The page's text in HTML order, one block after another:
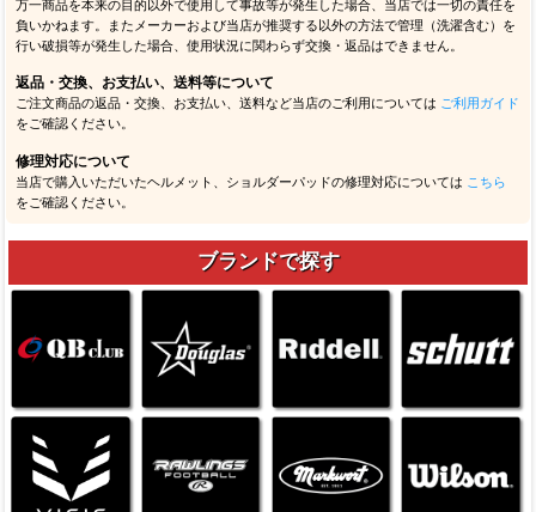
万一商品を本来の目的以外で使用して事故等が発生した場合、当店では一切の責任を
負いかねます。またメーカーおよび当店が推奨する以外の方法で管理（洗濯含む）を
行い破損等が発生した場合、使用状況に関わらず交換・返品はできません。
返品・交換、お支払い、送料等について
ご注文商品の返品・交換、お支払い、送料など当店のご利用については ご利用ガイド
をご確認ください。
修理対応について
当店で購入いただいたヘルメット、ショルダーパッドの修理対応については こちら
をご確認ください。
ブランドで探す